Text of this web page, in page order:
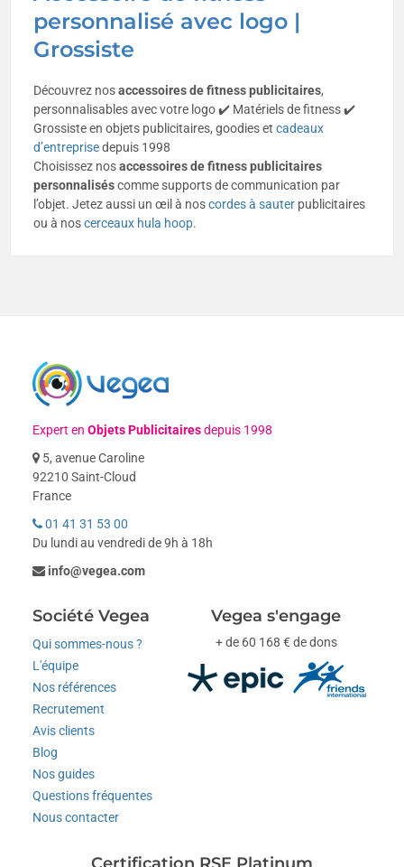
personnalisé avec logo |
Grossiste
Découvrez nosaccessoires de fitness publicitaires,
personnalisables avec votre logo ✔️ Matériels de fitness ✔️
Grossiste en objets publicitaires, goodies etcadeaux
d’entreprisedepuis 1998
Choisissez nosaccessoires de fitnesspublicitaires
personnaliséscomme supports de communication par
l’objet. Jetez aussi un œil à noscordes à sauter publicitaires
ou à noscerceaux hula hoop.
Expert enObjets Publicitairesdepuis 1998
5, avenue Caroline
92210 Saint-Cloud
France
01 41 31 53 00
Du lundi au vendredi de 9h à 18h
info@vegea.com
Société Vegea
Qui sommes-nous ?
L'équipe
Nos références
Recrutement
Avis clients
Blog
Nos guides
Questions fréquentes
Nous contacter
Vegea s'engage
+ de 60 168 € de dons
Certification RSE Platinum